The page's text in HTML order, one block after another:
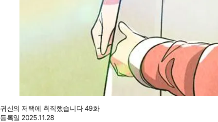
귀신의 저택에 취직했습니다 49화
등록일 2025.11.28